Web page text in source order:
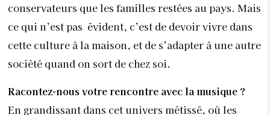
conservateurs que les familles restées au pays. Mais
ce qui n’est pas évident, c’est de devoir vivre dans
cette culture à la maison, et de s’adapter à une autre
société quand on sort de chez soi.
Racontez-nous votre rencontre avec la musique ?
En grandissant dans cet univers métissé, où les